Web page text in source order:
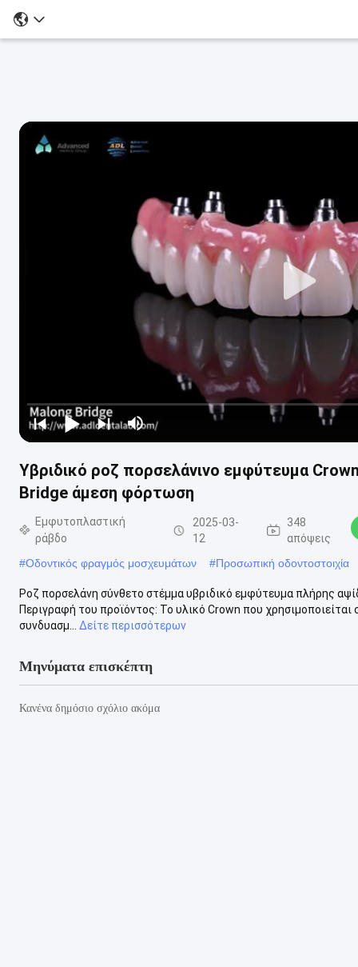
Υβριδικό ροζ πορσελάνινο εμφύτευμα
Bridge άμεση φόρτωση
Εμφυτοπλαστική
ράβδο
2025-03-
12
348
απόψεις
#Οδοντικός φραγμός μοσχευμάτων #Προσωπική οδοντοστοιχία
Ροζ πορσελάνη σύνθετο στέμμα υβριδικό εμφύτευμα πλήρης
Περιγραφή του προϊόντος: Το υλικό Crown που
συνδυασμ...
Δείτε περισσότερων
Μηνύματα επισκέπτη
Κανένα δημόσιο σχόλιο ακόμα